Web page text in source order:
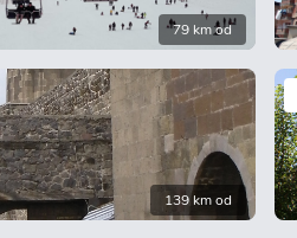
79 km od
139 km od